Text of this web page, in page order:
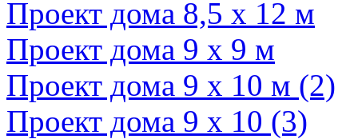
Проект дома 8,5 х 12 м
Проект дома 9 х 9 м
Проект дома 9 х 10 м (2)
Проект дома 9 х 10 (3)